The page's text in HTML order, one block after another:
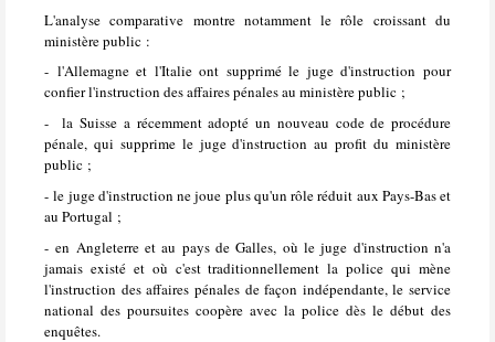
L'analyse comparative montre notamment le rôle croissant du
ministère public :
- l'Allemagne et l'Italie ont supprimé le juge d'instruction pour
confier l'instruction des affaires pénales au ministère public ;
- la Suisse a récemment adopté un nouveau code de procédure
pénale, qui supprime le juge d'instruction au profit du ministère
public ;
- le juge d'instruction ne joue plus qu'un rôle réduit aux Pays-Bas et
au Portugal ;
- en Angleterre et au pays de Galles, où le juge d'instruction n'a
jamais existé et où c'est traditionnellement la police qui mène
l'instruction des affaires pénales de façon indépendante, le service
national des poursuites coopère avec la police dès le début des
enquêtes.